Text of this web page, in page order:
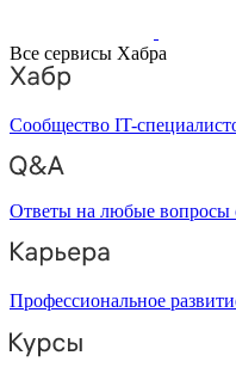
Все сервисы Хабра
Сообщество IT-
Ответы на любые вопросы
Профессиональное